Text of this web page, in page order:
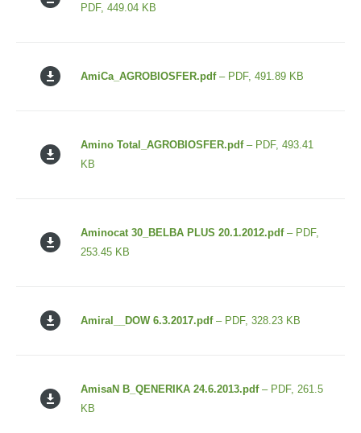
PDF, 449.04 KB
AmiCa_AGROBIOSFER.pdf– PDF, 491.89 KB
Amino Total_AGROBIOSFER.pdf– PDF, 493.41
KB
Aminocat 30_BELBA PLUS 20.1.2012.pdf– PDF,
253.45 KB
Amiral__DOW 6.3.2017.pdf– PDF, 328.23 KB
AmisaN B_QENERIKA 24.6.2013.pdf– PDF, 261.5
KB